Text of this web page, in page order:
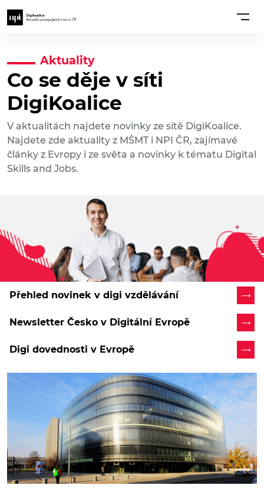
Aktuality
Co se děje v síti
DigiKoalice
V aktualitách najdete novinky ze sítě DigiKoalice.
Najdete zde aktuality z MŠMT i NPI ČR, zajímavé
články z Evropy i ze světa a novinky k tématu Digital
Skills and Jobs.
Přehled novinek v digi vzdělávání
Newsletter Česko v Digitální Evropě
Digi dovednosti v Evropě